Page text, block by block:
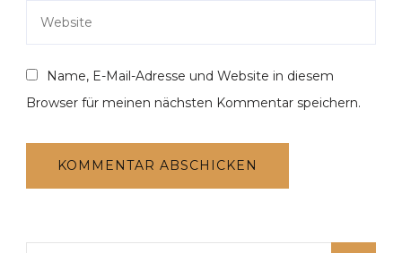
Name, E-Mail-Adresse und Website in diesem
Browser für meinen nächsten Kommentar speichern.